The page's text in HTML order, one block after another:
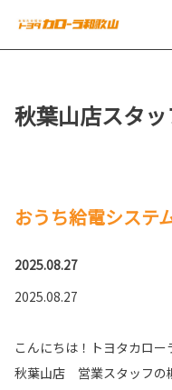
秋葉山店スタ
おうち給電システ
2025.08.27
2025.08.27
こんにちは！トヨタカロー
秋葉山店 営業スタッフの